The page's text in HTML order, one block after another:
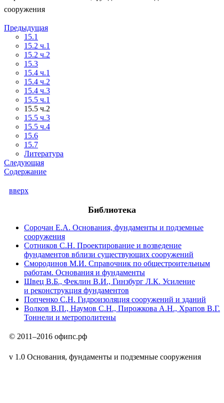
сооружения
Предыдущая
15.1
15.2 ч.1
15.2 ч.2
15.3
15.4 ч.1
15.4 ч.2
15.4 ч.3
15.5 ч.1
15.5 ч.2
15.5 ч.3
15.5 ч.4
15.6
15.7
Литература
Следующая
Содержание
вверх
Библиотека
Сорочан Е.А. Основания, фундаменты и подземные
сооружения
Сотников С.Н. Проектирование и возведение
фундаментов вблизи существующих сооружений
Смородинов М.И. Справочник по общестроительным
работам. Основания и фундаменты
Швец В.Б., Феклин В.И., Гинзбург Л.К. Усиление
и реконструкция фундаментов
Попченко С.Н. Гидроизоляция сооружений и зданий
Волков В.П., Наумов С.Н., Пирожкова А.Н., Храпов В.Г.
Тоннели и метрополитены
© 2011–2016 офипс.рф
v 1.0 Основания, фундаменты и подземные сооружения